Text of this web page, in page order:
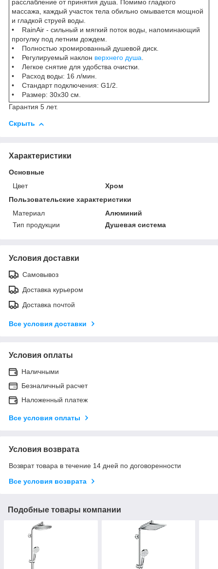
расслабление от принятия душа. Помимо гладкого
массажа, каждый участок тела обильно омывается мощной
и гладкой струей воды.
• RainAir - сильный и мягкий поток воды, напоминающий
прогулку под летним дождем.
• Полностью хромированный душевой диск.
• Регулируемый наклон верхнего душа.
• Легкое снятие для удобства очистки.
• Расход воды: 16 л/мин.
• Стандарт подключения: G1/2.
• Размер: 30x30 см.
Гарантия 5 лет.
Скрыть
Характеристики
Основные
Цвет
Хром
Пользовательские характеристики
Материал
Алюминий
Тип продукции
Душевая система
Условия доставки
Самовывоз
Доставка курьером
Доставка почтой
Все условия доставки
Условия оплаты
Наличными
Безналичный расчет
Наложенный платеж
Все условия оплаты
Условия возврата
Возврат товара в течение 14 дней по договоренности
Все условия возврата
Подобные товары компании